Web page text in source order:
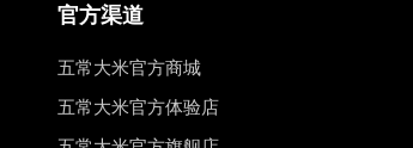
官方渠道
五常大米官方商城
五常大米官方体验店